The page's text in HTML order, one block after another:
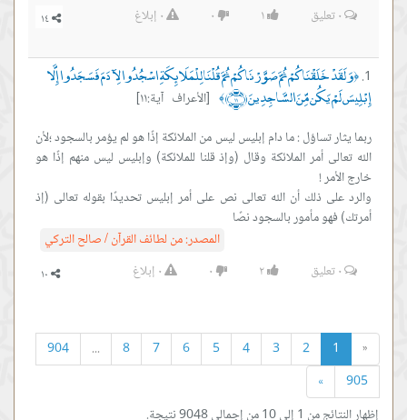
٠تعليق ١ ٠ ٠ إبلاغ
﴿وَلَقَدْ خَلَقْنَاكُمْ ثُمَّ صَوَّرْنَاكُمْ ثُمَّ قُلْنَا لِلْمَلَائِكَةِ اسْجُدُوا لِآدَمَ فَسَجَدُوا إِلَّا
إِبْلِيسَ لَمْ يَكُن مِّنَ السَّاجِدِينَ ﴿١١﴾ ﴾
[الأعراف آية:١١]
ربما يثار تساؤل : ما دام إبليس ليس من الملائكة إذًا هو لم يؤمر بالسجود ؛لأن
الله تعالى أمر الملائكة وقال (وإذ قلنا للملائكة) وإبليس ليس منهم إذًا هو
والرد على ذلك أن الله تعالى نص على أمر إبليس تحديدًا بقوله تعالى (إذ
أمرتك) فهو مأمور بالسجود نصًا
المصدر:من لطائف القرآن / صالح التركي
٠تعليق ٢ ٠ ٠ إبلاغ
«
1
2
3
4
5
6
7
8
...
904
905
»